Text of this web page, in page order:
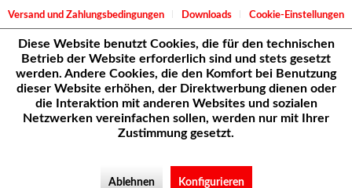
Versand und Zahlungsbedingungen Downloads Cookie-Einstellungen
Diese Website benutzt Cookies, die für den technischen
Betrieb der Website erforderlich sind und stets gesetzt
werden. Andere Cookies, die den Komfort bei Benutzung
dieser Website erhöhen, der Direktwerbung dienen oder
die Interaktion mit anderen Websites und sozialen
Netzwerken vereinfachen sollen, werden nur mit Ihrer
Zustimmung gesetzt.
Ablehnen Konfigurieren